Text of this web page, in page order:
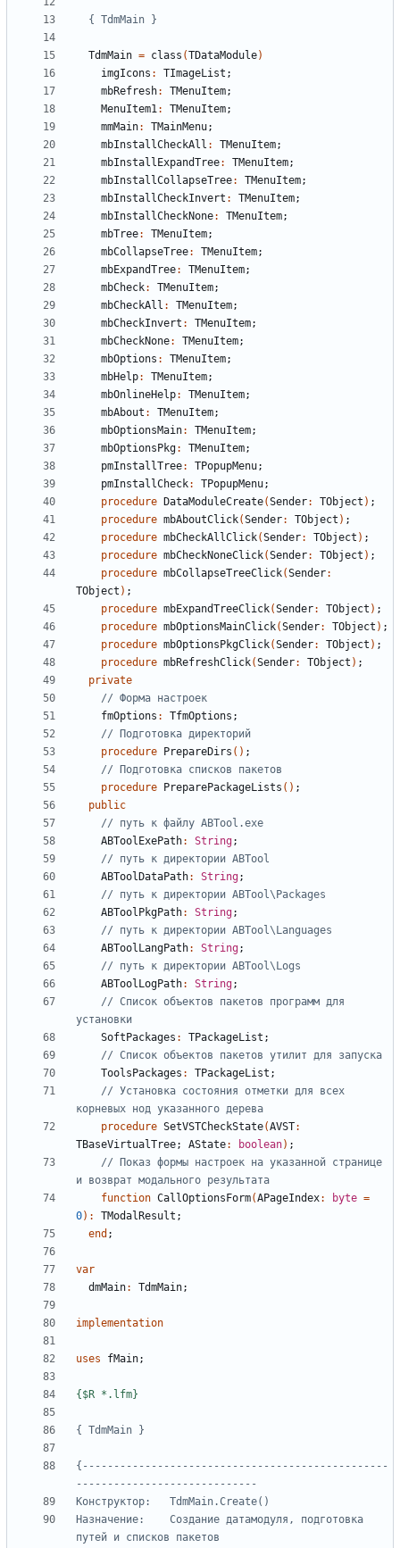
{ TdmMain }
TdmMain = class (TDataModule)
imgIcons : TImageList ;
mbRefresh: TMenuItem;
MenuItem1: TMenuItem;
mmMain: TMainMenu;
mbInstallCheckAll : TMenuItem;
mbInstallExpandTree: TMenuItem;
mbInstallCollapseTree: TMenuItem;
mbInstallCheckInvert : TMenuItem;
mbInstallCheckNone: TMenuItem;
mbTree: TMenuItem;
mbCollapseTree: TMenuItem;
mbExpandTree: TMenuItem;
mbCheck: TMenuItem;
mbCheckAll : TMenuItem;
mbCheckInvert : TMenuItem;
mbCheckNone: TMenuItem;
mbOptions : TMenuItem;
mbHelp: TMenuItem;
mbOnlineHelp: TMenuItem;
mbAbout : TMenuItem;
mbOptionsMain: TMenuItem;
mbOptionsPkg: TMenuItem;
pmInstallTree: TPopupMenu;
pmInstallCheck: TPopupMenu;
procedure
DataModuleCreate(Sender: TObject ) ;
procedure mbAboutClick(Sender: TObject ) ;
procedure mbCheckAllClick(Sender: TObject ) ;
procedure mbCheckNoneClick(Sender: TObject ) ;
procedure mbCollapseTreeClick(Sender:
TObject ) ;
procedure mbExpandTreeClick(Sender: TObject ) ;
procedure mbOptionsMainClick(Sender: TObject ) ;
procedure mbOptionsPkgClick(Sender: TObject ) ;
procedure mbRefreshClick(Sender: TObject ) ;
private
// Форма настроек
fmOptions : TfmOptions ;
// Подготовка директорий
procedure
PrepareDirs () ;
// Подготовка списков пакетов
procedure
PreparePackageLists () ;
public
// путь к файлу ABTool.exe
ABToolExePath: String;
// путь к директории ABTool
ABToolDataPath: String;
// путь к директории ABTool\Packages
ABToolPkgPath: String;
// путь к директории ABTool\Languages
ABToolLangPath: String;
// путь к директории ABTool\Logs
ABToolLogPath: String;
// Список объектов пакетов программ для
установки
SoftPackages : TPackageList ;
// Список объектов пакетов утилит для запуска
ToolsPackages : TPackageList ;
// Установка состояния отметки для всех
корневых нод указанного дерева
procedure SetVSTCheckState(AVST:
TBaseVirtualTree; AState: boolean) ;
// Показ формы настроек на указанной странице
и возврат модального результата
function CallOptionsForm(APageIndex: byte =
0): TModalResult ;
end ;
var
dmMain: TdmMain;
implementation
uses fMain;
{$R *.lfm}
{ TdmMain }
{-------------------------------------------------
Назначение:    Создание датамодуля, подготовка